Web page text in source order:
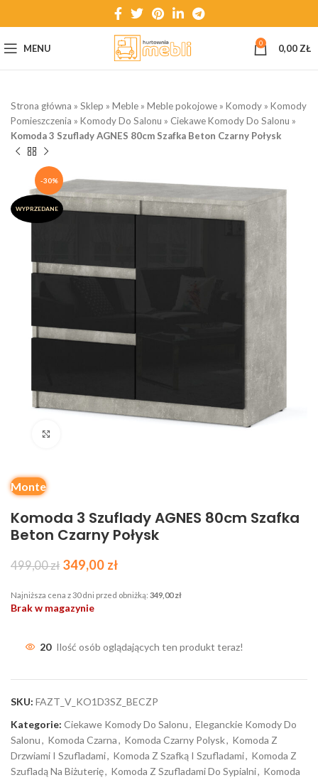
MENU 0 0,00 ZŁ
Strona główna » Sklep » Meble » Meble pokojowe » Komody » Komody
Pomieszczenia » Komody Do Salonu » Ciekawe Komody Do Salonu »
Komoda 3 Szuflady AGNES 80cm Szafka Beton Czarny Połysk
-30%
WYPRZEDANE
Monte
Komoda 3 Szuflady AGNES 80cm Szafka
Beton Czarny Połysk
499,00zł 349,00 zł
Najniższa cena z 30 dni przed obniżką: 349,00zł
Brak w magazynie
20 Ilość osób oglądających ten produkt teraz!
SKU: FAZT_V_KO1D3SZ_BECZP
Kategorie: Ciekawe Komody Do Salonu, Eleganckie Komody Do
Salonu, Komoda Czarna, Komoda Czarny Polysk, Komoda Z
Drzwiami I Szufladami, Komoda Z Szafką I Szufladami, Komoda Z
Szufladą Na Biżuterię, Komoda Z Szufladami Do Sypialni, Komoda